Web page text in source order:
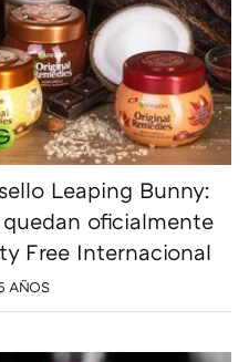
Leaping Bunny:
oficialmente
Free Internacional
AÑOS